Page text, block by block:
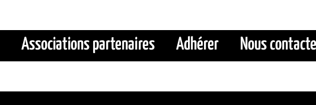
Associations partenaires Adhérer Nous